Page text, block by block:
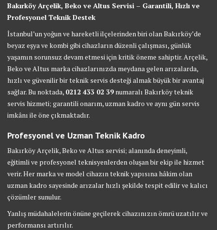
Bakırköy Arçelik, Beko ve Altus Servisi – Garantili, Hızlı ve
Profesyonel Teknik Destek
İstanbul’un yoğun ve hareketli ilçelerinden biri olan Bakırköy’de
beyaz eşya ve kombi gibi cihazların düzenli çalışması, günlük
yaşamın sorunsuz devam etmesi için kritik öneme sahiptir. Arçelik,
Beko ve Altus marka cihazlarınızda meydana gelen arızalarda,
hızlı ve güvenilir bir teknik servis desteği almak büyük bir avantaj
sağlar. Bu noktada, 0212 433 02 39 numaralı Bakırköy teknik
servis hizmeti; garantili onarım, uzman kadro ve aynı gün servis
imkânı ile öne çıkmaktadır.
Profesyonel ve Uzman Teknik Kadro
Bakırköy Arçelik, Beko ve Altus servisi; alanında deneyimli,
eğitimli ve profesyonel teknisyenlerden oluşan bir ekip ile hizmet
verir. Her marka ve model cihazın teknik yapısına hâkim olan
uzman kadro sayesinde arızalar hızlı şekilde tespit edilir ve kalıcı
çözümler sunulur.
Yanlış müdahalelerin önüne geçilerek cihazınızın ömrü uzatılır ve
performansı artırılır.